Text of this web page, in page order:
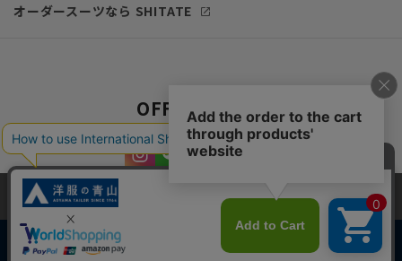
オーダースーツなら SHITATE
OFFICIAL SNS
当サイトでは、快適な閲覧体験とコンテンツ改善のためにCookieを使用
しています。閲覧を続けることで、Cookieの使用に同意したものとみな